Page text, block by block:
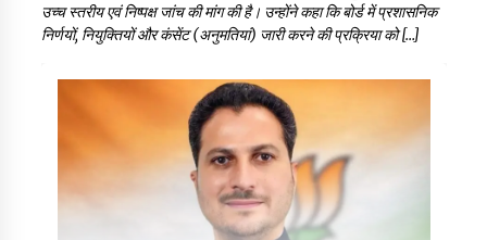
उच्च स्तरीय एवं निष्पक्ष जांच की मांग की है। उन्होंने कहा कि बोर्ड में प्रशासनिक
निर्णयों, नियुक्तियों और कंसेंट (अनुमतियां) जारी करने की प्रक्रिया को […]